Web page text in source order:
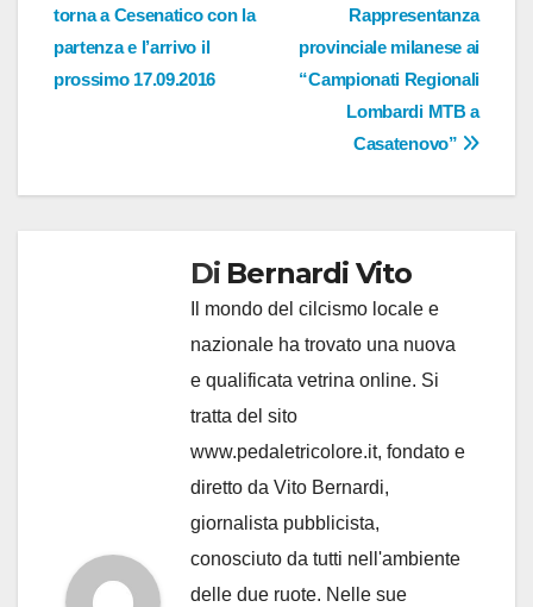
Rappresentanza
provinciale milanese ai
“Campionati Regionali
Lombardi MTB a
Casatenovo”
torna a Cesenatico con la
partenza e l’arrivo il
prossimo 17.09.2016
Di Bernardi Vito
Il mondo del cilcismo locale e
nazionale ha trovato una nuova
e qualificata vetrina online. Si
tratta del sito
www.pedaletricolore.it, fondato e
diretto da Vito Bernardi,
giornalista pubblicista,
conosciuto da tutti nell'ambiente
delle due ruote. Nelle sue